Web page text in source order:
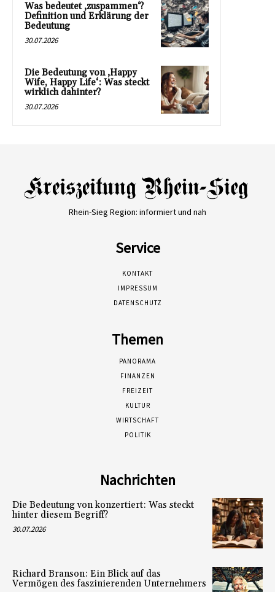
Was bedeutet ‚zuspammen‘?
Definition und Erklärung der
Bedeutung
30.07.2026
Die Bedeutung von ‚Happy
Wife, Happy Life‘: Was steckt
wirklich dahinter?
30.07.2026
Rhein-Sieg Region: informiert und nah
Service
KONTAKT
IMPRESSUM
DATENSCHUTZ
Themen
PANORAMA
FINANZEN
FREIZEIT
KULTUR
WIRTSCHAFT
POLITIK
Nachrichten
Die Bedeutung von konzertiert: Was steckt
hinter diesem Begriff?
30.07.2026
Richard Branson: Ein Blick auf das
Vermögen des faszinierenden Unternehmers